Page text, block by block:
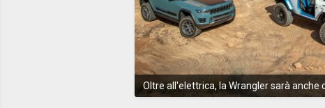
Oltre all'elettrica, la Wrangler sarà anche